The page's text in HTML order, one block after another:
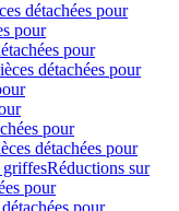
détachées pour
pour
pour
détachées pour
pour
détachées pour
griffesRéductions sur
pour
pour